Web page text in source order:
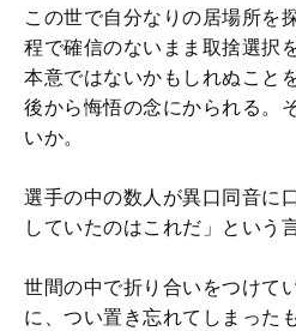
この世で自分なりの居場所を
程で確信のないまま取捨選択
本意ではないかもしれぬこと
後から悔悟の念にかられる。
いか。
選手の中の数人が異口同音に
していたのはこれだ」という
世間の中で折り合いをつけて
に、つい置き忘れてしまった